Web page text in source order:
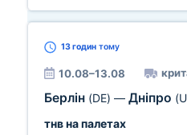
13 годин тому
10.08–13.08
Берлін (DE) — Дніпро
тнв на палетах